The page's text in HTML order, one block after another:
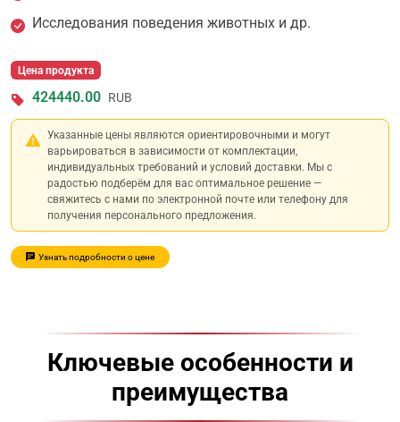
Исследования поведения животных и др.
Цена продукта
424440.00 RUB
Указанные цены являются ориентировочными и могут
варьироваться в зависимости от комплектации,
индивидуальных требований и условий доставки. Мы с
радостью подберём для вас оптимальное решение —
свяжитесь с нами по электронной почте или телефону для
получения персонального предложения.
Узнать подробности о цене
Ключевые особенности и
преимущества